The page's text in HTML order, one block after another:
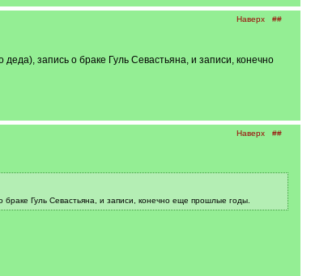
Наверх ##
запись о браке Гуль Севастьяна, и записи, конечно
Наверх ##
Гуль Севастьяна, и записи, конечно еще прошлые годы.